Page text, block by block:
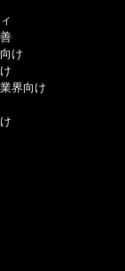
け
界向け